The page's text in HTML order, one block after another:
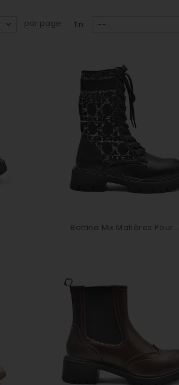
Tri --
par page
Bottine Mix Matières Pour...